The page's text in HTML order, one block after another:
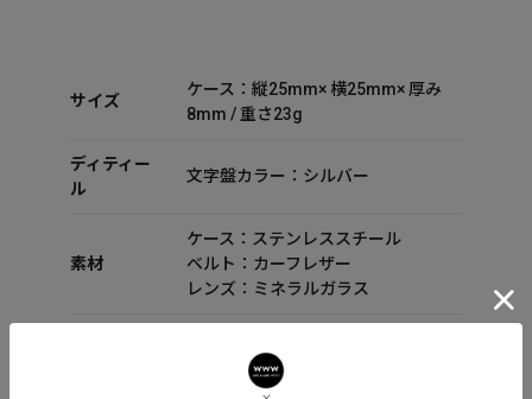
サイズ
ケース：縦25mm× 横25mm× 厚み
8mm / 重さ23g
ディティー
ル
文字盤カラー：シルバー
素材
ケース：ステンレススチール
ベルト：カーフレザー
レンズ：ミネラルガラス
防水性能：3気圧防水
機能：リバーシブルストラップ